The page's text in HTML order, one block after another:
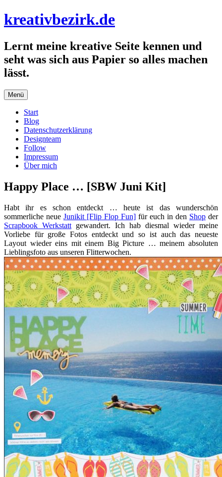
Zum
Inhalt
kreativbezirk.de
Lernt meine kreative Seite kennen und
seht was sich aus Papier so alles machen
lässt.
Menü
Start
Blog
Datenschutzerklärung
Designteam
Follow
Impressum
Über mich
Happy Place … [SBW Juni Kit]
Habt ihr es schon entdeckt … heute ist das wunderschön
sommerliche neue Junikit [Flip Flop Fun] für euch in den Shop der
Scrapbook Werkstatt gewandert. Ich hab diesmal wieder meine
Vorliebe für große Fotos entdeckt und so ist auch das neueste
Layout wieder eins mit einem Big Picture … meinem absoluten
Lieblingsfoto aus unseren Flitterwochen.